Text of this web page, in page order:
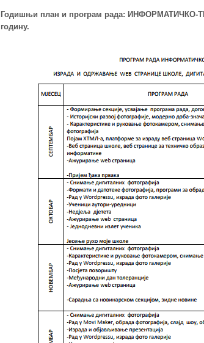
Годишњи план и програм рада: ИНФОРМАТИЧКО-
годину.